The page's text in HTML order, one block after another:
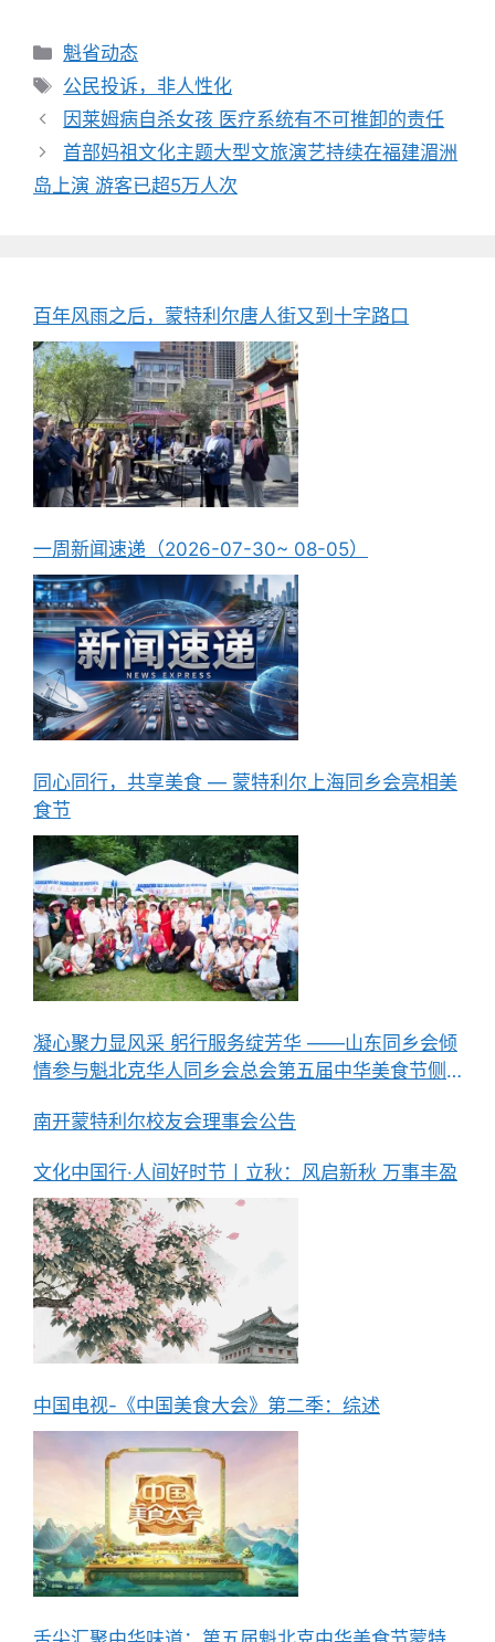
分
类
魁省动态
标
签
公民投诉，非人性化
因莱姆病自杀女孩 医疗系统有不可推卸的责任
首部妈祖文化主题大型文旅演艺持续在福建湄洲
岛上演 游客已超5万人次
百年风雨之后，蒙特利尔唐人街又到十字路口
一周新闻速递（2026-07-30~ 08-05）
同心同行，共享美食 — 蒙特利尔上海同乡会亮相美
食节
凝心聚力显风采 躬行服务绽芳华 ——山东同乡会倾
情参与魁北克华人同乡会总会第五届中华美食节侧
南开蒙特利尔校友会理事会公告
文化中国行·人间好时节丨立秋：风启新秋 万事丰盈
中国电视-《中国美食大会》第二季：综述